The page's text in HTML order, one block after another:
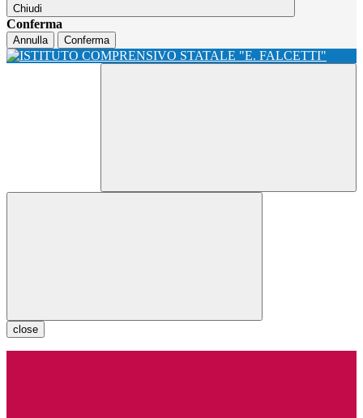
Chiudi
Conferma
Annulla Conferma
close